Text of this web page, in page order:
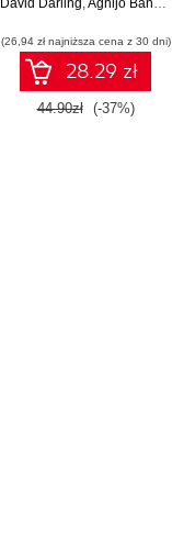
David Darling,Agnijo Banerjee
(26,94 zł najniższa cena z 30 dni)
28.29 zł
44.90zł (-37%)